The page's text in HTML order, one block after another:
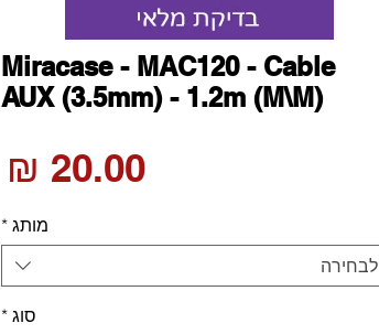
Miracase - MAC120 - Cable
AUX (3.5mm) - 1.2m (M\M)
מותג *
לבחירה
סוג *